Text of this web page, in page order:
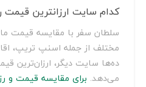
کدام سایت ارزانترین قیمت
سلطان سفر با مقایسه قیمت
ده‌ها سایت دیگر، ارزان‌ترین
می‌دهد. برای مقایسه قیمت و